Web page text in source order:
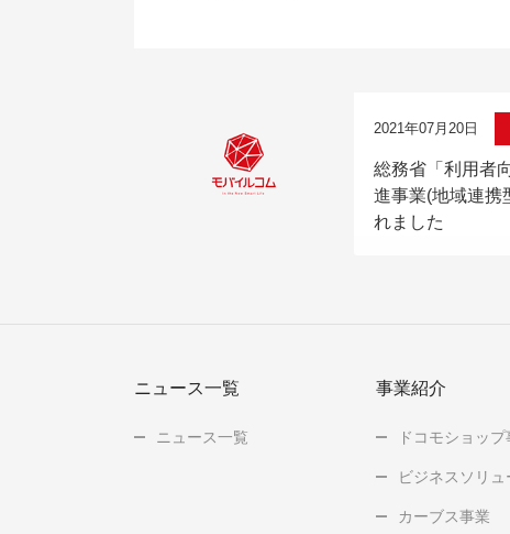
2021年07月20日
総務省「利用者
進事業(地域連携
れました
ニュース一覧
ニュース一覧
事業紹介
ドコモショップ
ビジネスソリ
カーブス事業